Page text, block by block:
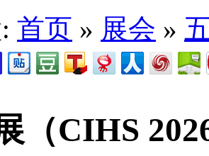
首页 » 展会 »
（CIHS